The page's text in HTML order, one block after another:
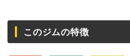
このジムの特徴